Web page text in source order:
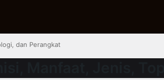
dan Perangkat